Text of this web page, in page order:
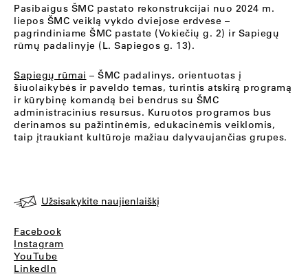
Pasibaigus ŠMC pastato rekonstrukcijai nuo 2024 m.
liepos ŠMC veiklą vykdo dviejose erdvėse –
pagrindiniame ŠMC pastate (Vokiečių g. 2) ir Sapiegų
rūmų padalinyje (L. Sapiegos g. 13).
Sapiegų rūmai – ŠMC padalinys, orientuotas į
šiuolaikybės ir paveldo temas, turintis atskirą programą
ir kūrybinę komandą bei bendrus su ŠMC
administracinius resursus. Kuruotos programos bus
derinamos su pažintinėmis, edukacinėmis veiklomis,
taip įtraukiant kultūroje mažiau dalyvaujančias grupes.
Užsisakykite naujienlaiškį
Facebook
Instagram
YouTube
LinkedIn